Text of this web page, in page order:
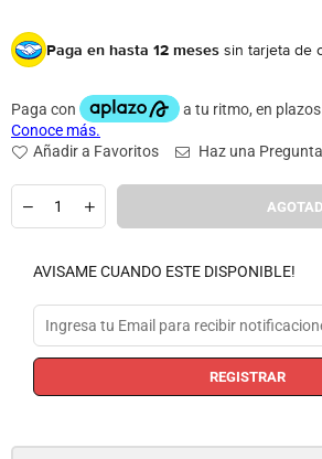
Paga en hasta 12 meses sin tarjeta de
Añadir a Favoritos Haz una Pregunta
Cantidad
AVISAME CUANDO ESTE DISPONIBLE!
REGISTRAR